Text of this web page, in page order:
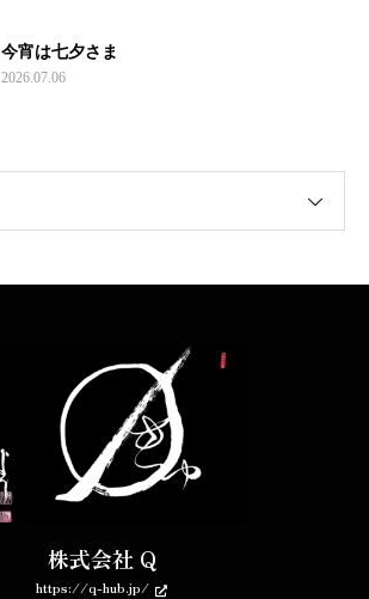
今宵は七夕さま
2026.07.06
株式会社 Q
https://q-hub.jp/